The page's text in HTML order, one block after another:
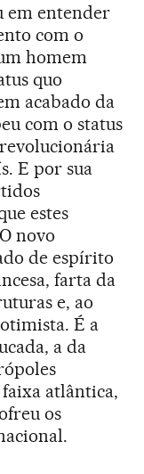
em entender
com o
homem
quo
acabado da
com o status
E por sua
estes
novo
de espírito
farta da
e, ao
É a
a da
atlântica,
os